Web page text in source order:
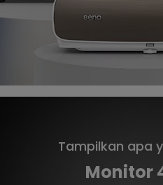
Tampilkan apa
Monitor